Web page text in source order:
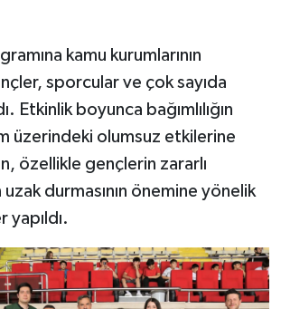
kamu kurumlarının
sporcular ve çok sayıda
Etkinlik boyunca bağımlılığın
üzerindeki olumsuz etkilerine
özellikle gençlerin zararlı
uzak durmasının önemine yönelik
yapıldı.